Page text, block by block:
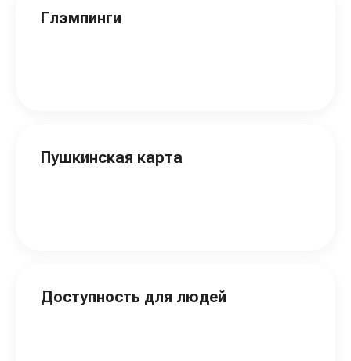
Глэмпинги
Пушкинская карта
Доступность для людей